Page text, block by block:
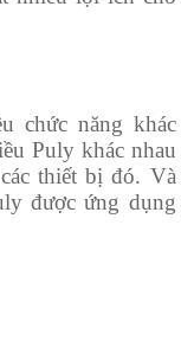
chức năng khác
Puly khác nhau
thiết bị đó. Và
được ứng dụng